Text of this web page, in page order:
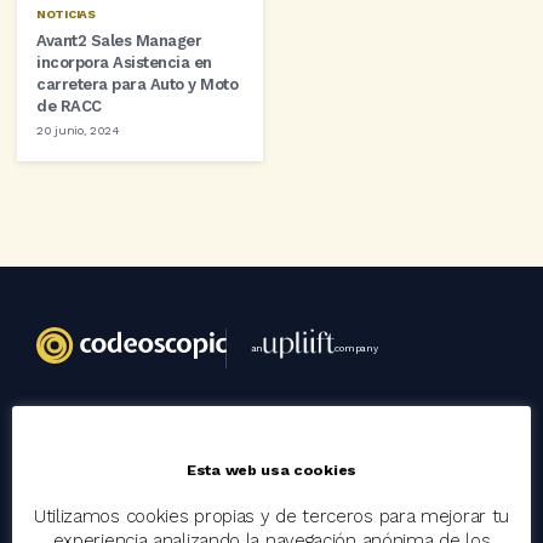
NOTICIAS
Avant2 Sales Manager
incorpora Asistencia en
carretera para Auto y Moto
de RACC
20 junio, 2024
an company
Trabaja con nosotros
Esta web usa cookies
Utilizamos cookies propias y de terceros para mejorar tu